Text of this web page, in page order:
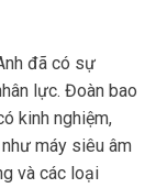
đã có sự
lực. Đoàn bao
kinh nghiệm,
máy siêu âm
và các loại